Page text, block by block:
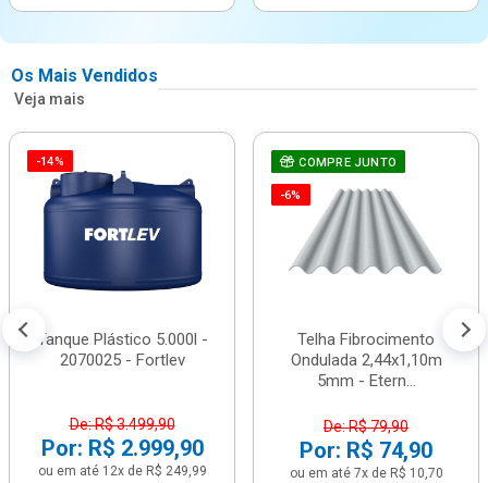
Os Mais Vendidos
Veja mais
-14%
Tanque Plástico 5.000l -
2070025 - Fortlev
De: R$ 3.499,90
Por: R$ 2.999,90
ou em até 12x de R$ 249,99
COMPRE JUNTO
-6%
Telha Fibrocimento
Ondulada 2,44x1,10m
5mm - Etern...
De: R$ 79,90
Por: R$ 74,90
ou em até 7x de R$ 10,70